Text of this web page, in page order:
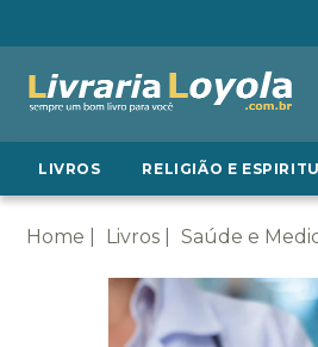
LIVROS RELIGIÃO E
Home Livros Saúde e